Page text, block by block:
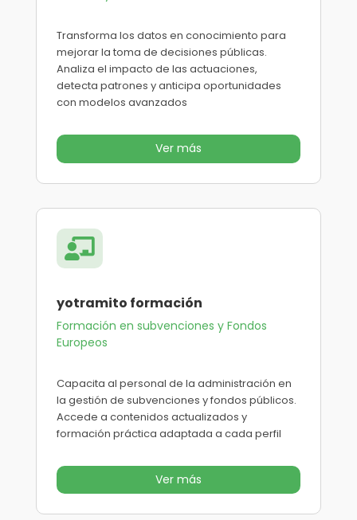
Transforma los datos en conocimiento para
mejorar la toma de decisiones públicas.
Analiza el impacto de las actuaciones,
detecta patrones y anticipa oportunidades
con modelos avanzados
Ver más

yotramito formación
Formación en subvenciones y Fondos
Europeos
Capacita al personal de la administración en
la gestión de subvenciones y fondos públicos.
Accede a contenidos actualizados y
formación práctica adaptada a cada perfil
Ver más